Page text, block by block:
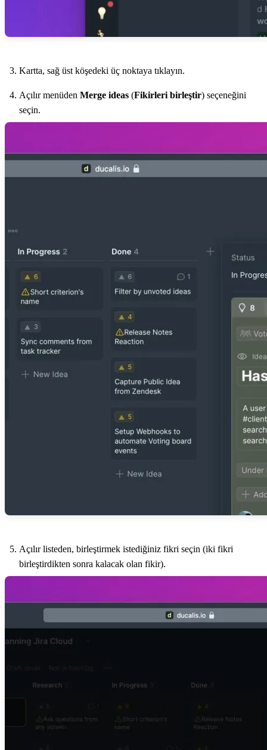
Kartta, sağ üst köşedeki üç noktaya tıklayın.
Açılır menüden Merge ideas (Fikirleri birleştir) seçeneğini
seçin.
Açılır listeden, birleştirmek istediğiniz fikri seçin (iki fikri
birleştirdikten sonra kalacak olan fikir).